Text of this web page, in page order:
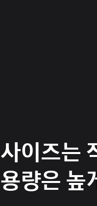
사이즈는
용량은 높